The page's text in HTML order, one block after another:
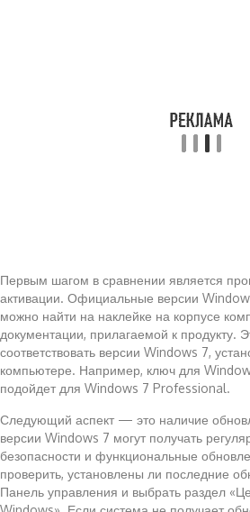
Первым шагом в сравнении является
активации. Официальные версии
можно найти на наклейке на корпусе
документации, прилагаемой к продукту.
соответствовать версии Windows 7,
компьютере. Например, ключ для
подойдет для Windows 7 Professional.
Следующий аспект — это наличие
версии Windows 7 могут получать
безопасности и функциональные
проверить, установлены ли последние
Панель управления и выбрать раздел